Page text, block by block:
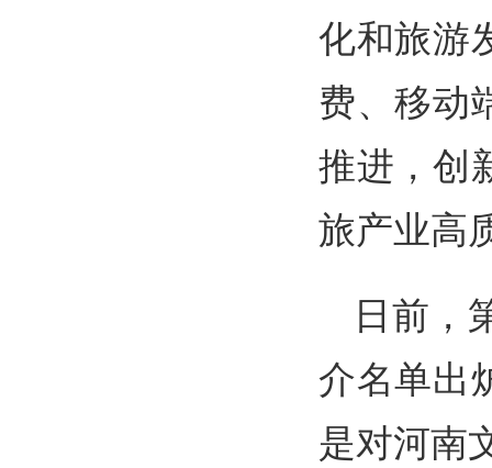
化和旅游
费、移动
推进，创
旅产业高
日前，
介名单出
是对河南